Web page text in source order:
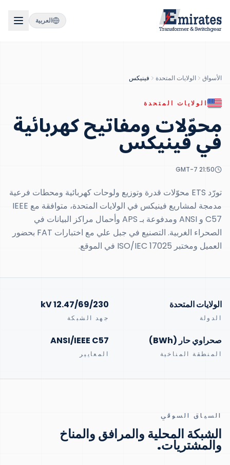
العربية
الأسواق الولايات المتحدة فينيكس
الولايات المتحدة
محوّلات ومفاتيح كهربائية
فيفينيكس
21:50
تورّد ETS محوّلات قدرة وتوزيع ولوحات كهربائية ومحطات فرعية
مدمجة لمشاريع فينيكس في الولايات المتحدة، متوافقة مع IEEE
C57 و ANSI ومدفوعة بـ APS وأحمال مراكز البيانات في
الصحراء الغربية. التصنيع في جبل علي مع اختبارات FAT بحضور
العميل ومختبر ISO/IEC 17025 في الموقع.
الولايات المتحدة
الدولة
12.47/69/230 kV
جهد الشبكة
صحراوي حار (BWh)
المنطقة المناخية
ANSI/IEEE C57
المعايير
السياق السوقي
الشبكة المحلية والمرافق والمناخ
والمشتريات.